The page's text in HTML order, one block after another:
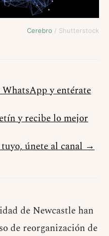
Cerebro / Shutterstock
y entérate
y recibe lo mejor
tuyo, únete al canal →
de Newcastle han
de reorganización de